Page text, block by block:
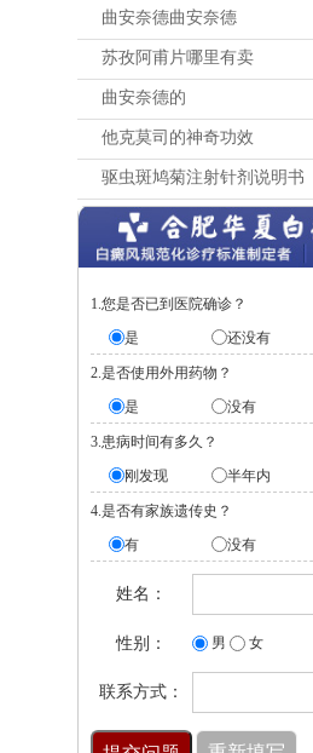
曲安奈德曲安奈德
苏孜阿甫片哪里有卖
曲安奈德的
他克莫司的神奇功效
驱虫斑鸠菊注射针剂说明书
1.您是否已到医院确诊？
是
还没有
2.是否使用外用药物？
是
没有
3.患病时间有多久？
刚发现
半年内
4.是否有家族遗传史？
有
没有
姓名：
性别： 男 女
联系方式：